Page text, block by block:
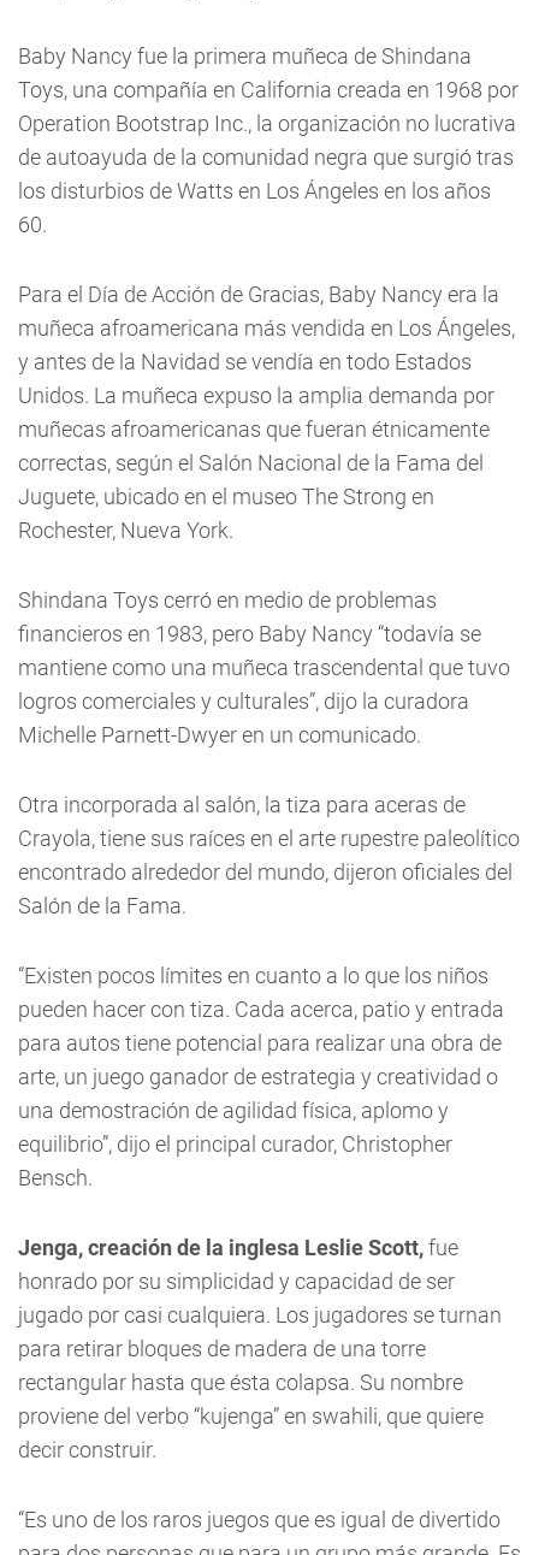
Baby Nancy fue la primera muñeca de Shindana
Toys, una compañía en California creada en 1968 por
Operation Bootstrap Inc., la organización no lucrativa
de autoayuda de la comunidad negra que surgió tras
los disturbios de Watts en Los Ángeles en los años
60.
Para el Día de Acción de Gracias, Baby Nancy era la
muñeca afroamericana más vendida en Los Ángeles,
y antes de la Navidad se vendía en todo Estados
Unidos. La muñeca expuso la amplia demanda por
muñecas afroamericanas que fueran étnicamente
correctas, según el Salón Nacional de la Fama del
Juguete, ubicado en el museo The Strong en
Rochester, Nueva York.
Shindana Toys cerró en medio de problemas
financieros en 1983, pero Baby Nancy “todavía se
mantiene como una muñeca trascendental que tuvo
logros comerciales y culturales”, dijo la curadora
Michelle Parnett-Dwyer en un comunicado.
Otra incorporada al salón, la tiza para aceras de
Crayola, tiene sus raíces en el arte rupestre paleolítico
encontrado alrededor del mundo, dijeron oficiales del
Salón de la Fama.
“Existen pocos límites en cuanto a lo que los niños
pueden hacer con tiza. Cada acerca, patio y entrada
para autos tiene potencial para realizar una obra de
arte, un juego ganador de estrategia y creatividad o
una demostración de agilidad física, aplomo y
equilibrio”, dijo el principal curador, Christopher
Bensch.
Jenga, creación de la inglesa Leslie Scott,fue
honrado por su simplicidad y capacidad de ser
jugado por casi cualquiera. Los jugadores se turnan
para retirar bloques de madera de una torre
rectangular hasta que ésta colapsa. Su nombre
proviene del verbo “kujenga” en swahili, que quiere
decir construir.
“Es uno de los raros juegos que es igual de divertido